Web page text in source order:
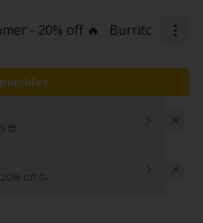
- 20% off 🔥 Burritos Red
😎
off 🥳